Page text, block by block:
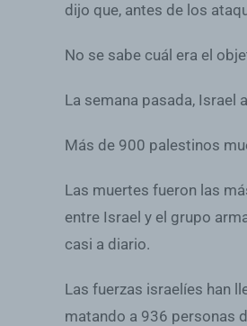
dijo que, antes de los
No se sabe cuál era el
La semana pasada, Israel
Más de 900 palestinos
Las muertes fueron las
entre Israel y el grupo
casi a diario.
Las fuerzas israelíes han
matando a 936 personas